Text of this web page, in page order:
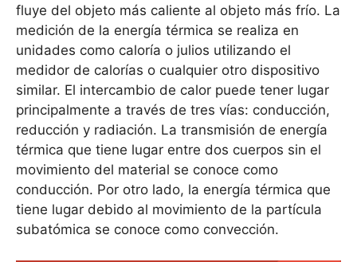
fluye del objeto más caliente al objeto más frío. La
medición de la energía térmica se realiza en
unidades como caloría o julios utilizando el
medidor de calorías o cualquier otro dispositivo
similar. El intercambio de calor puede tener lugar
principalmente a través de tres vías: conducción,
reducción y radiación. La transmisión de energía
térmica que tiene lugar entre dos cuerpos sin el
movimiento del material se conoce como
conducción. Por otro lado, la energía térmica que
tiene lugar debido al movimiento de la partícula
subatómica se conoce como convección.